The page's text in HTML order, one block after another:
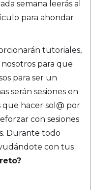
semana leerás al
para ahondar
tutoriales,
para que
para ser un
serán sesiones en
que hacer sol@ por
con sesiones
Durante todo
con tus